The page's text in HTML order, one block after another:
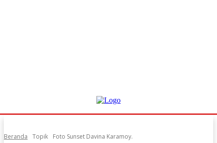
Beranda Topik Foto Sunset Davina Karamoy.